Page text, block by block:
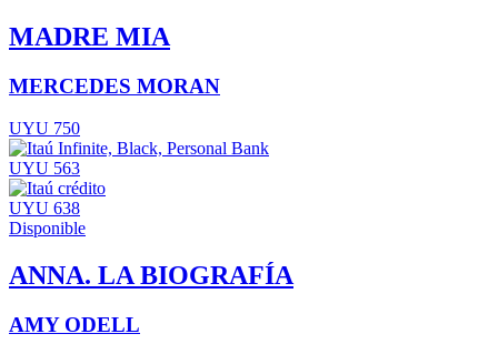
MADRE MIA
MERCEDES MORAN
UYU 750
UYU 563
UYU 638
Disponible
ANNA. LA BIOGRAFÍA
AMY ODELL